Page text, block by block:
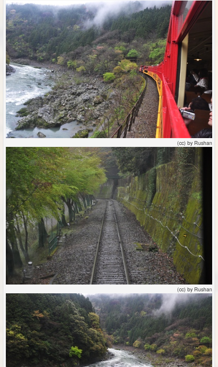
(cc) by Rushan
(cc) by Rushan